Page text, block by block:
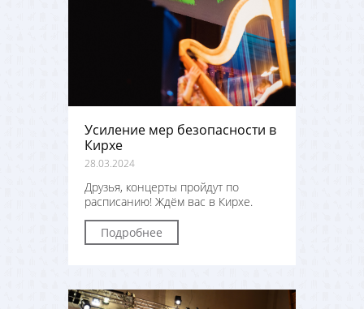
Усиление мер безопасности в
Кирхе
28.03.2024
Друзья, концерты пройдут по
расписанию! Ждём вас в Кирхе.
Подробнее